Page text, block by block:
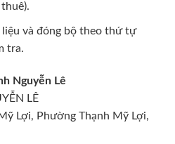
và đóng bộ theo thứ tự
tra.
Nguyễn Lê
LÊ
Lợi, Phường Thạnh Mỹ Lợi,